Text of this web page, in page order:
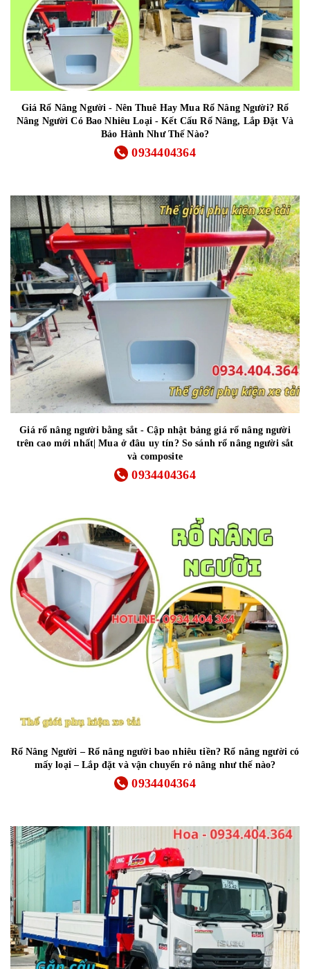
Giá Rổ Nâng Người - Nên Thuê Hay Mua Rổ Nâng Người? Rổ
Nâng Người Có Bao Nhiêu Loại - Kết Cấu Rổ Nâng, Lắp Đặt Và
Bảo Hành Như Thế Nào?
0934404364
Giá rổ nâng người bằng sắt - Cập nhật bảng giá rổ nâng người
trên cao mới nhất| Mua ở đâu uy tín? So sánh rổ nâng người sắt
và composite
0934404364
Rổ Nâng Người – Rổ nâng người bao nhiêu tiền? Rổ nâng người có
mấy loại – Lắp đặt và vận chuyển rỏ nâng như thế nào?
0934404364